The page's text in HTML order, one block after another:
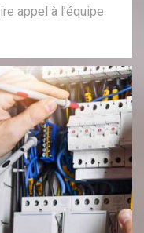
appel à l’équipe